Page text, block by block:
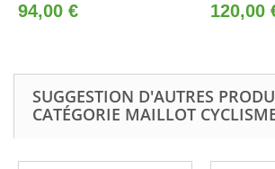
94,00 € 120,00
SUGGESTION D'AUTRES
CATÉGORIE MAILLOT